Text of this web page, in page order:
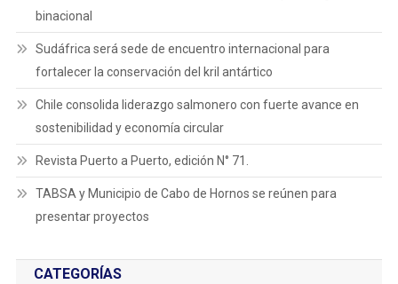
binacional
Sudáfrica será sede de encuentro internacional para
fortalecer la conservación del kril antártico
Chile consolida liderazgo salmonero con fuerte avance en
sostenibilidad y economía circular
Revista Puerto a Puerto, edición N° 71.
TABSA y Municipio de Cabo de Hornos se reúnen para
presentar proyectos
CATEGORÍAS